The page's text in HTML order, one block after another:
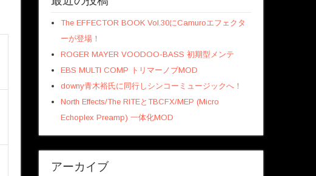
The EFFECTOR BOOK Vol.30にCamuroエフェクタ
ーが登場！
ROGER MAYER VOODOO-BASS 初期型メンテ
EBS MULTI COMP トリマーノブMOD
downy青木裕氏に同行しシンコーミュージックへ！
North Effects/The RITEとTBCFX/MEP (Micro
Echoplex Preamp) 一体化MOD
アーカイブ